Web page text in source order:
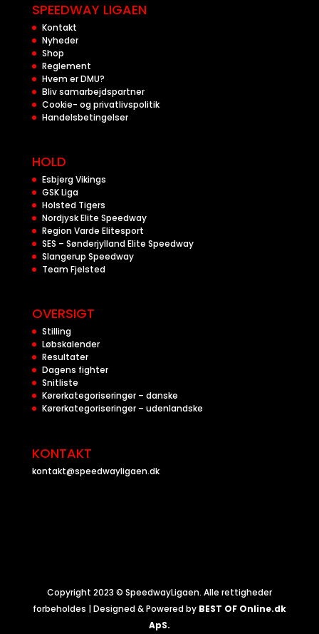
SPEEDWAY LIGAEN
Kontakt
Nyheder
Shop
Reglement
Hvem er DMU?
Bliv samarbejdspartner
Cookie- og privatlivspolitik
Handelsbetingelser
HOLD
Esbjerg Vikings
GSK Liga
Holsted Tigers
Nordjysk Elite Speedway
Region Varde Elitesport
SES – Sønderjylland Elite Speedway
Slangerup Speedway
Team Fjelsted
OVERSIGT
Stilling
Løbskalender
Resultater
Dagens fighter
Snitliste
Kørerkategoriseringer – danske
Kørerkategoriseringer – udenlandske
KONTAKT
kontakt@speedwayligaen.dk
Copyright 2023 © SpeedwayLigaen. Alle rettigheder
forbeholdes | Designed & Powered by BEST OF Online.dk
ApS.